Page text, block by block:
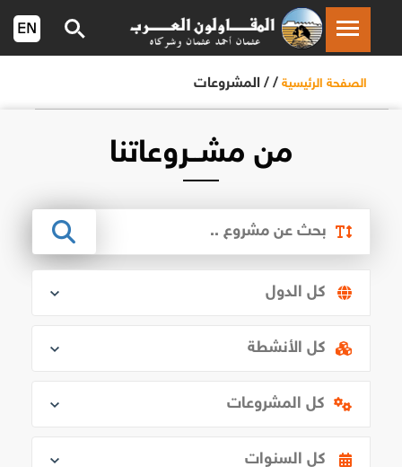
الصفحة الرئيسية / / المشروعات
من مشــروعاتنا